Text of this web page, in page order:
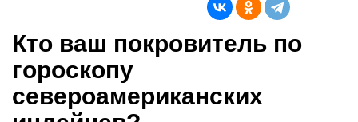
Кто ваш покровитель по
гороскопу
североамериканских